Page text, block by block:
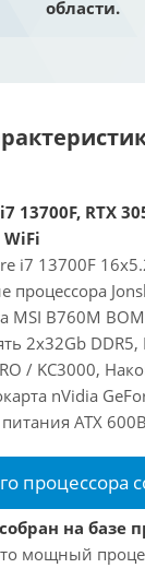
области.
13700F, RTX
WiFi
i7 13700F
MSI B760M
2x32Gb DDR5,
/ KC3000,
nVidia
ATX
процессора
на базе
мощный